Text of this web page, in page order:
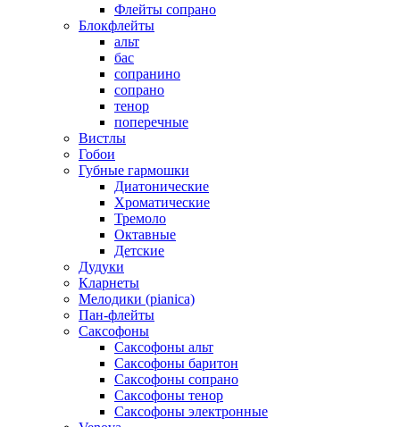
Флейты сопрано
Блокфлейты
альт
бас
сопранино
сопрано
тенор
поперечные
Вистлы
Гобои
Губные гармошки
Диатонические
Хроматические
Тремоло
Октавные
Детские
Дудуки
Кларнеты
Мелодики (pianica)
Пан-флейты
Саксофоны
Саксофоны альт
Саксофоны баритон
Саксофоны сопрано
Саксофоны тенор
Саксофоны электронные